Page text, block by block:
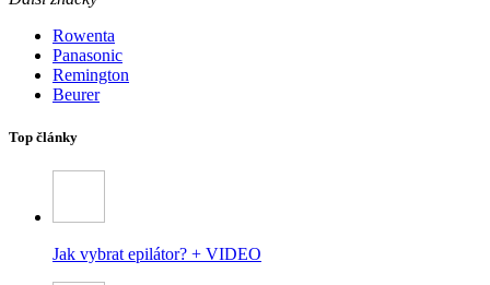
Rowenta
Panasonic
Remington
Beurer
Top články
Jak vybrat epilátor? + VIDEO